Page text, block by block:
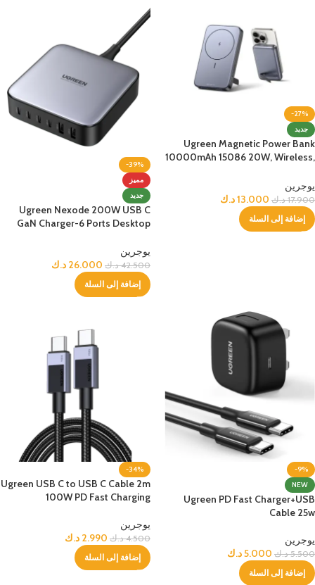
-27%
جديد
Ugreen Magnetic Power Bank
10000mAh 15086 20W, Wireless,
يوجرين
17.900 د.ك 13.000د.ك
إضافة إلى السلة
-39%
مميز
جديد
Ugreen Nexode 200W USB C
GaN Charger-6 Ports Desktop
يوجرين
42.500 د.ك 26.000 د.ك
إضافة إلى السلة
-9%
NEW
Ugreen PD Fast Charger+USB
Cable 25w
يوجرين
5.500 د.ك 5.000د.ك
إضافة إلى السلة
-34%
Ugreen USB C to USB C Cable 2m
100W PD Fast Charging
يوجرين
4.500 د.ك 2.990 د.ك
إضافة إلى السلة